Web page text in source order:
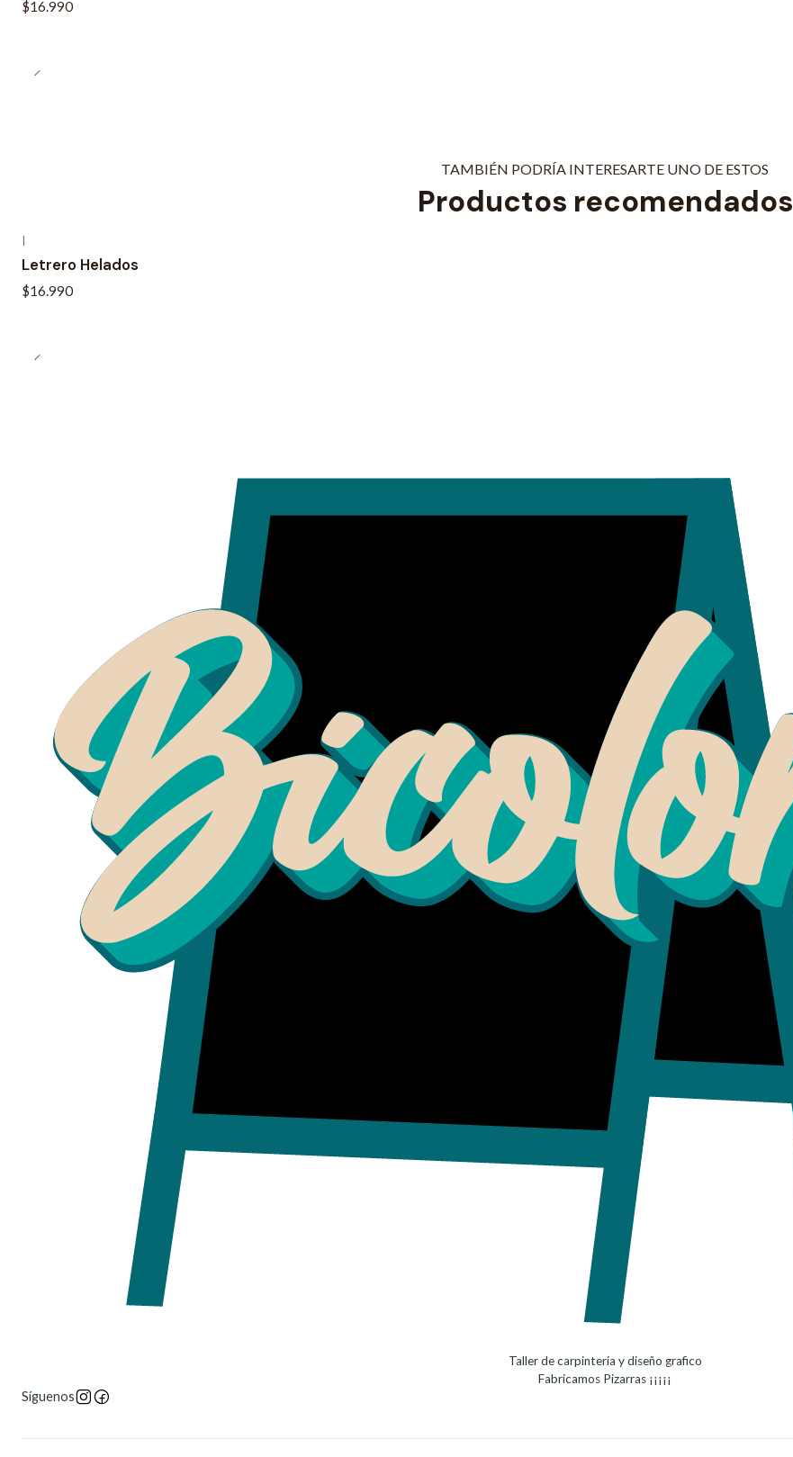
$16.990
TAMBIÉN PODRÍA INTERESARTE UNO DE ESTOS
Productos recomendados
|
Letrero Helados
$16.990
Taller de carpinteria y diseño grafico
Fabricamos Pizarras ¡¡¡¡¡
Síguenos